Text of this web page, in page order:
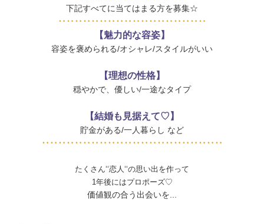
下記すべてに当てはまる方を募集☆
‥‥‥‥‥‥‥‥‥‥‥‥‥‥‥‥‥‥
【魅力的な容姿】
容姿を褒められる/オシャレ/スタイルがいい
【理想の性格】
穏やかで、優しい/一途なタイプ
【結婚も見据えて♡】
貯金がある/一人暮らし など
‥‥‥‥‥‥‥‥‥‥‥‥‥‥‥‥‥‥‥‥‥‥
たくさん‘‘恋人‘‘の思い出を作って
1年後にはプロポーズ♡
価値観の合う出会いを...